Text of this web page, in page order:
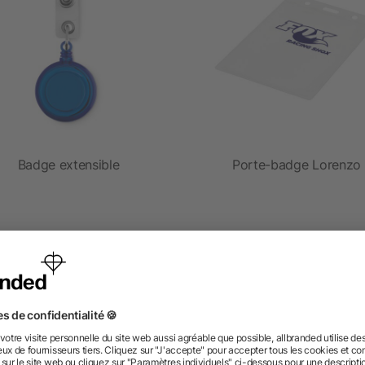
Badge extensible Porte-badge Lorenzo
questions ? Nous avons les